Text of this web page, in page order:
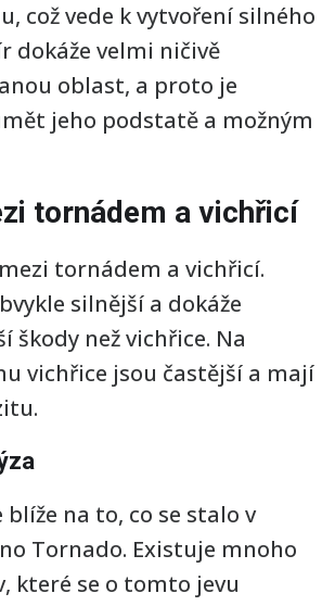
což vede k vytvoření silného
dokáže velmi ničivě
oblast, a proto je
jeho podstatě a možným
tornádem a vichřicí
tornádem a vichřicí.
silnější a dokáže
škody než vichřice. Na
vichřice jsou častější a mají
blíže na to, co se stalo v
Tornado. Existuje mnoho
které se o tomto jevu